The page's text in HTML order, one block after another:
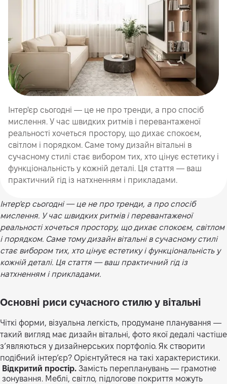
Інтер'єр сьогодні — це не про тренди, а про спосіб
мислення. У час швидких ритмів і перевантаженої
реальності хочеться простору, що дихає спокоєм,
світлом і порядком. Саме тому дизайн вітальні в
сучасному стилі стає вибором тих, хто цінує естетику і
функціональність у кожній деталі. Ця стаття — ваш
практичний гід із натхненням і прикладами.
Інтер'єр сьогодні — це не про тренди, а про спосіб
мислення. У час швидких ритмів і перевантаженої
реальності хочеться простору, що дихає спокоєм, світлом
і порядком. Саме тому дизайн вітальні в сучасному стилі
стає вибором тих, хто цінує естетику і функціональність у
кожній деталі. Ця стаття — ваш практичний гід із
натхненням і прикладами.
Основні риси сучасного стилю у вітальні
Чіткі форми, візуальна легкість, продумане планування —
такий вигляд має дизайн вітальні, фото якої дедалі частіше
з’являються у дизайнерських портфоліо. Як створити
подібний інтер’єр? Орієнтуйтеся на такі характеристики.
Відкритий простір. Замість перепланувань — грамотне
зонування. Меблі, світло, підлогове покриття можуть